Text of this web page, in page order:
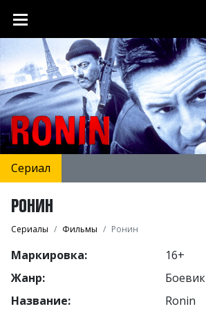
Сериал
РОНИН
Сериалы Фильмы Ронин
Маркировка:
16+
Жанр:
Боевик
Название:
Ronin